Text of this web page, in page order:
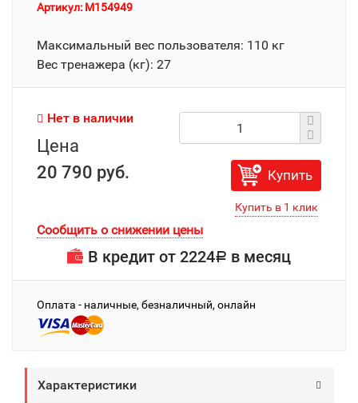
Артикул: M154949
Максимальный вес пользователя: 110 кг
Вес тренажера (кг): 27
Нет в наличии
Цена
20 790 руб.
Купить
Сообщить о снижении цены
В кредит от 2224Р в месяц
Оплата - наличные, безналичный, онлайн
Характеристики